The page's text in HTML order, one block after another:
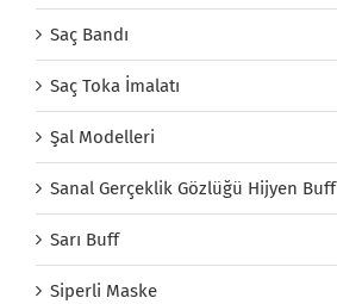
Saç Bandı
Saç Toka İmalatı
Şal Modelleri
Sanal Gerçeklik Gözlüğü Hijyen Buff
Sarı Buff
Siperli Maske